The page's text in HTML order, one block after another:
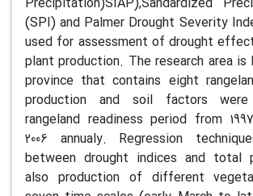
(SPI) and Palmer Drought Severity
used for assessment of drought
plant production. The research area is
province that contains eight
production and soil factors
rangeland readiness period from
2006 annualy. Regression
between drought indices and total
also production of different